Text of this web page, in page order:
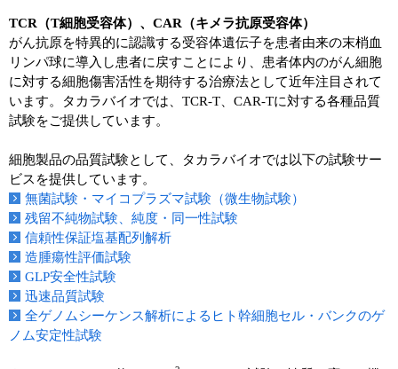
RNAi実験ガイド
アプリケーションノート
プロトコール集
ユーザーズボイス集
動画ライブラリー
Q&A
TCR（T細胞受容体）、CAR（キメラ抗原受容体）
がん抗原を特異的に認識する受容体遺伝子を患者由来の末梢血
リンパ球に導入し患者に戻すことにより、患者体内のがん細胞
に対する細胞傷害活性を期待する治療法として近年注目されて
います。タカラバイオでは、TCR-T、CAR-Tに対する各種品質
試験をご提供しています。
細胞製品の品質試験として、タカラバイオでは以下の試験サー
ビスを提供しています。
無菌試験・マイコプラズマ試験（微生物試験）
残留不純物試験、純度・同一性試験
信頼性保証塩基配列解析
造腫瘍性評価試験
GLP安全性試験
迅速品質試験
全ゲノムシーケンス解析によるヒト幹細胞セル・バンクのゲ
ノム安定性試験